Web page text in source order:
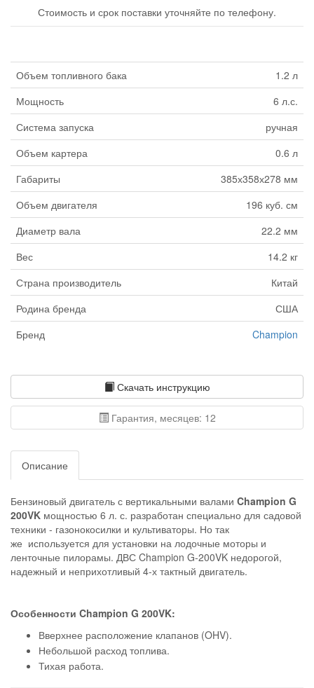
Стоимость и срок поставки уточняйте по телефону.
Объем топливного бака
1.2 л
Мощность
6 л.с.
Система запуска
ручная
Объем картера
0.6 л
Габариты
385х358х278 мм
Объем двигателя
196 куб. см
Диаметр вала
22.2 мм
Вес
14.2 кг
Страна производитель
Китай
Родина бренда
США
Бренд
Champion
Скачать инструкцию
Гарантия, месяцев: 12
Описание
Бензиновый двигатель с вертикальными валами Champion G
200VK мощностью 6 л. с. разработан специально для садовой
техники - газонокосилки и культиваторы. Но так
же используется для установки на лодочные моторы и
ленточные пилорамы. ДВС Champion G-200VK недорогой,
надежный и неприхотливый 4-х тактный двигатель.
Особенности Champion G 200VK:
Вверхнее расположение клапанов (OHV).
Небольшой расход топлива.
Тихая работа.